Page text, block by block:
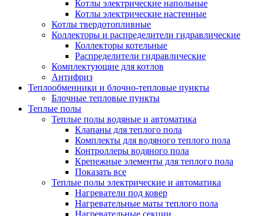
Котлы электрические напольные
Котлы электрические настенные
Котлы твердотопливные
Коллекторы и распределители гидравлические
Коллекторы котельные
Распределители гидравлические
Комплектующие для котлов
Антифриз
Теплообменники и блочно-тепловые пункты
Блочные тепловые пункты
Теплые полы
Теплые полы водяные и автоматика
Клапаны для теплого пола
Комплекты для водяного теплого пола
Контроллеры водяного пола
Крепежные элементы для теплого пола
Показать все
Теплые полы электрические и автоматика
Нагреватели под ковер
Нагревательные маты теплого пола
Нагревательные секции